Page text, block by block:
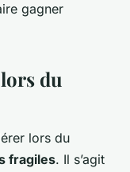
gagner
du
lors du
fragiles. Il s’agit